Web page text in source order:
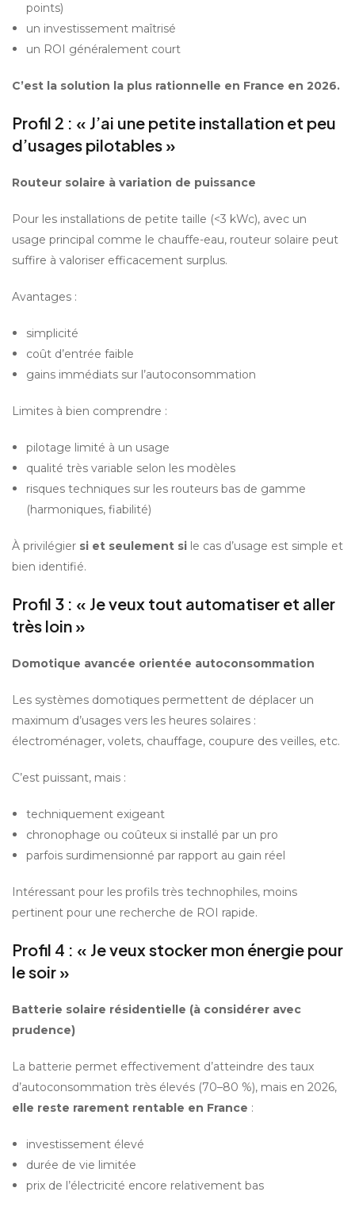
points)
un investissement maîtrisé
un ROI généralement court
C’est la solution la plus rationnelle en France en 2026.
Profil 2 : « J’ai une petite installation et peu
d’usages pilotables »
Routeur solaire à variation de puissance
Pour les installations de petite taille (<3 kWc), avec un
usage principal comme le chauffe-eau, routeur solaire peut
suffire à valoriser efficacement surplus.
Avantages :
simplicité
coût d’entrée faible
gains immédiats sur l’autoconsommation
Limites à bien comprendre :
pilotage limité à un usage
qualité très variable selon les modèles
risques techniques sur les routeurs bas de gamme
(harmoniques, fiabilité)
À privilégier si et seulement si le cas d’usage est simple et
bien identifié.
Profil 3 : « Je veux tout automatiser et aller
très loin »
Domotique avancée orientée autoconsommation
Les systèmes domotiques permettent de déplacer un
maximum d’usages vers les heures solaires :
électroménager, volets, chauffage, coupure des veilles, etc.
C’est puissant, mais :
techniquement exigeant
chronophage ou coûteux si installé par un pro
parfois surdimensionné par rapport au gain réel
Intéressant pour les profils très technophiles, moins
pertinent pour une recherche de ROI rapide.
Profil 4 : « Je veux stocker mon énergie pour
le soir »
Batterie solaire résidentielle (à considérer avec
prudence)
La batterie permet effectivement d’atteindre des taux
elle reste rarement rentable en France :
investissement élevé
durée de vie limitée
prix de l’électricité encore relativement bas